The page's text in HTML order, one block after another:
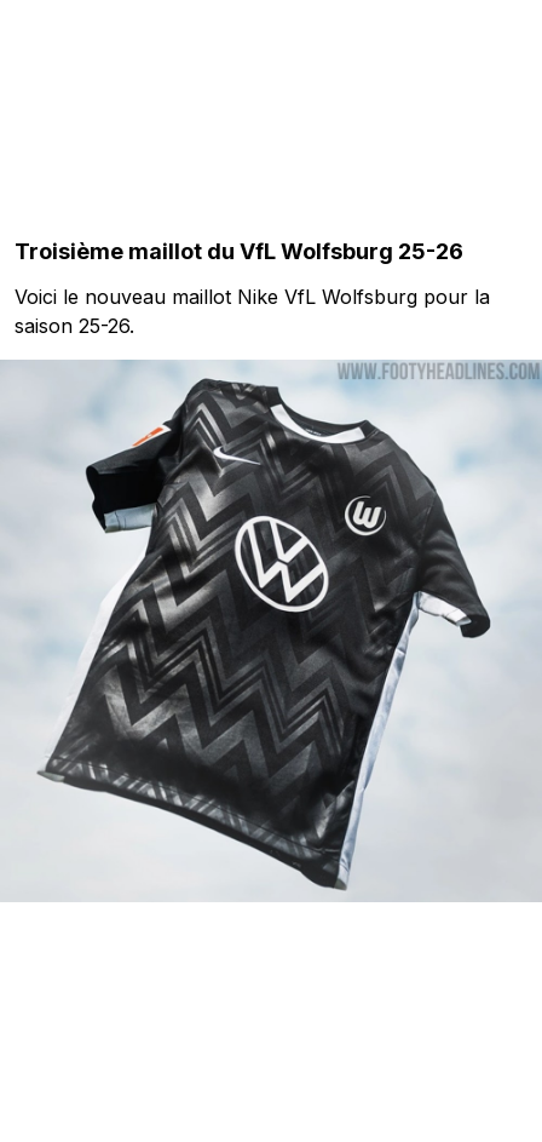
Troisième maillot du VfL Wolfsburg 25-26
Voici le nouveau maillot Nike VfL Wolfsburg pour la
saison 25-26.